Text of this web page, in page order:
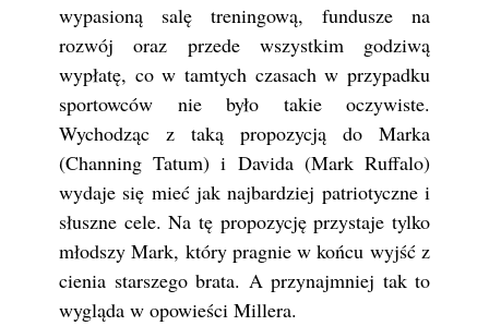
wypasioną salę treningową, fundusze na
rozwój oraz przede wszystkim godziwą
wypłatę, co w tamtych czasach w przypadku
sportowców nie było takie oczywiste.
Wychodząc z taką propozycją do Marka
(Channing Tatum) i Davida (Mark Ruffalo)
wydaje się mieć jak najbardziej patriotyczne i
słuszne cele. Na tę propozycję przystaje tylko
młodszy Mark, który pragnie w końcu wyjść z
cienia starszego brata. A przynajmniej tak to
wygląda w opowieści Millera.